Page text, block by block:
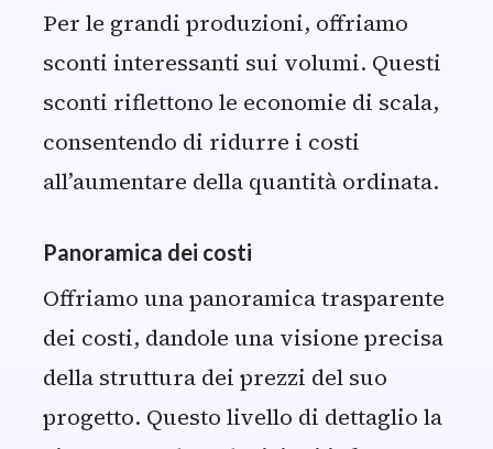
Per le grandi produzioni, offriamo
sconti interessanti sui volumi. Questi
sconti riflettono le economie di scala,
consentendo di ridurre i costi
all’aumentare della quantità ordinata.
Panoramica dei costi
Offriamo una panoramica trasparente
dei costi, dandole una visione precisa
della struttura dei prezzi del suo
progetto. Questo livello di dettaglio la